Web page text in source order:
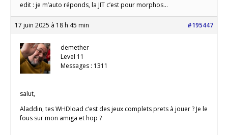
edit : je m’auto réponds, la JIT c’est pour morphos…
17 juin 2025 à 18 h 45 min #195447
demether
Level 11
Messages : 1311
salut,
Aladdin, tes WHDload c’est des jeux complets prets à jouer ? Je le
fous sur mon amiga et hop ?